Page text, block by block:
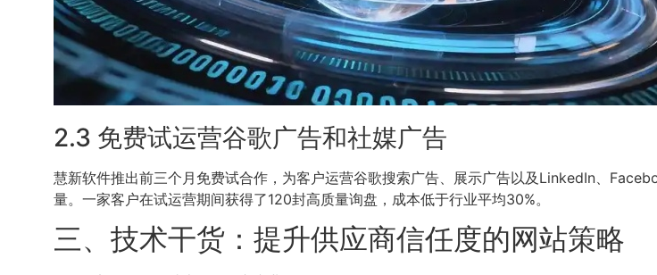
2.3 免费试运营谷歌广告和社媒广告
慧新软件推出前三个月免费试合作，为客户运营谷歌搜索广告、展示广告以及LinkedIn、
量。一家客户在试运营期间获得了120封高质量询盘，成本低于行业平均30%。
三、技术干货：提升供应商信任度的网站策略